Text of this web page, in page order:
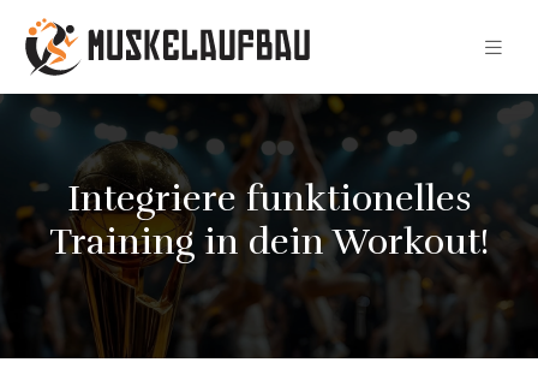
Integriere funktionelles
Training in dein Workout!